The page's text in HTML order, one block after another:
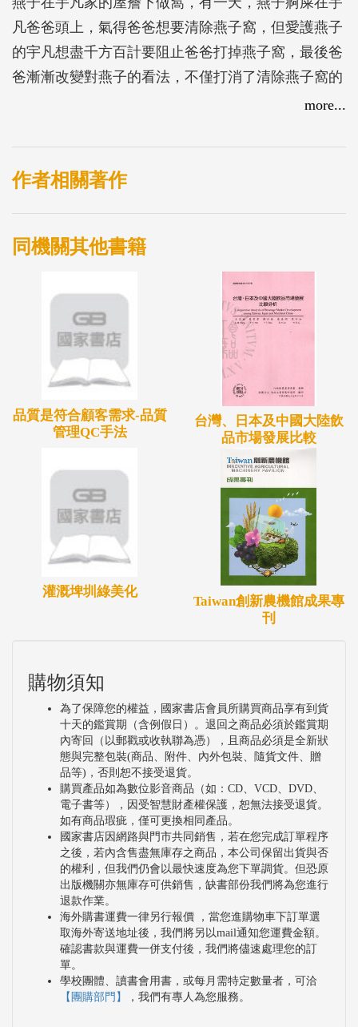
凡爸爸頭上，氣得爸爸想要清除燕子窩，但愛護燕子
的宇凡想盡千方百計要阻止爸爸打掉燕子窩，最後爸
爸漸漸改變對燕子的看法，不僅打消了清除燕子窩的
more...
作者相關著作
同機關其他書籍
品質是符合顧客需求-品質
管理QC手法
台灣、日本及中國大陸飲
品市場發展比較
灌溉埤圳綠美化
Taiwan創新農機館成果專
刊
購物須知
為了保障您的權益，國家書店會員所購買商品享有到貨
十天的鑑賞期（含例假日）。退回之商品必須於鑑賞期
內寄回（以郵戳或收執聯為憑），且商品必須是全新狀
態與完整包裝(商品、附件、內外包裝、隨貨文件、贈
品等)，否則恕不接受退貨。
購買產品如為數位影音商品（如：CD、VCD、DVD、
電子書等），因受智慧財產權保護，恕無法接受退貨。
如有商品瑕疵，僅可更換相同產品。
國家書店因網路與門市共同銷售，若在您完成訂單程序
之後，若內含售盡無庫存之商品，本公司保留出貨與否
的權利，但我們仍會以最快速度為您下單調貨。但恐原
出版機關亦無庫存可供銷售，缺書部份我們將為您進行
退款作業。
海外購書運費一律另行報價 ，當您進購物車下訂單選
取海外寄送地址後，我們將另以mail通知您運費金額。
確認書款與運費一併支付後，我們將儘速處理您的訂
單。
學校團體、讀書會用書，或每月需特定數量者，可洽
【團購部門】
，我們有專人為您服務。